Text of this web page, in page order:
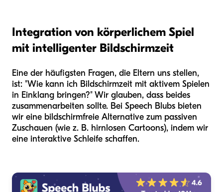
Integration von körperlichem Spiel
mit intelligenter Bildschirmzeit
Eine der häufigsten Fragen, die Eltern uns stellen,
ist: "Wie kann ich Bildschirmzeit mit aktivem Spielen
in Einklang bringen?" Wir glauben, dass beides
zusammenarbeiten sollte. Bei Speech Blubs bieten
wir eine bildschirmfreie Alternative zum passiven
Zuschauen (wie z. B. hirnlosen Cartoons), indem wir
eine interaktive Schleife schaffen.